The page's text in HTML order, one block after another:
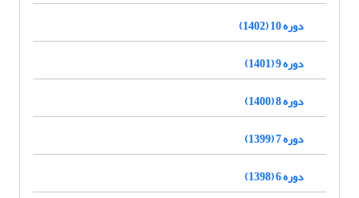
دوره 10 (1402)
دوره 9 (1401)
دوره 8 (1400)
دوره 7 (1399)
دوره 6 (1398)